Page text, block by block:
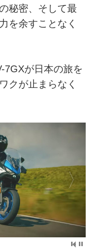
秘密、そして最
を余すことなく
7GXが日本の旅を
クが止まらなく